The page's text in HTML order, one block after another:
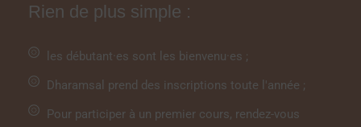
Rien de plus simple :
les débutant·es sont les bienvenu·es ;
Dharamsal prend des inscriptions toute l'année ;
Pour participer à un premier cours, rendez-vous